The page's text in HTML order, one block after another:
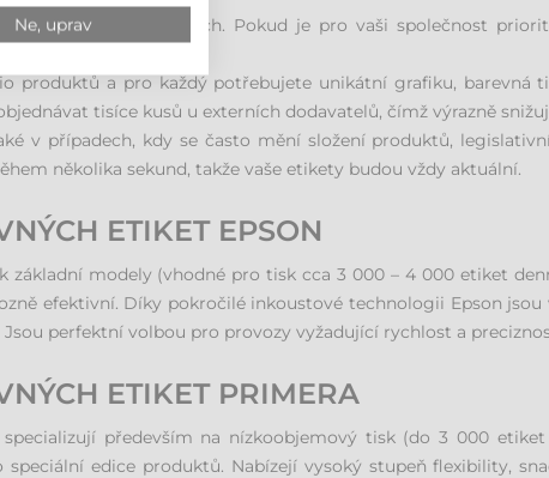
konkrétních potřebách. Pokud je pro vaši společnost
produktů a pro každý potřebujete unikátní grafiku, barevná
tisíce kusů u externích dodavatelů, čímž výrazně
v případech, kdy se často mění složení produktů,
několika sekund, takže vaše etikety budou vždy aktuální.
ETIKET EPSON
základní modely (vhodné pro tisk cca 3 000 – 4 000 etiket
efektivní. Díky pokročilé inkoustové technologii Epson
perfektní volbou pro provozy vyžadující rychlost a
ETIKET PRIMERA
především na nízkoobjemový tisk (do 3 000
speciální edice produktů. Nabízejí vysoký stupeň flexibility,
Ne, uprav